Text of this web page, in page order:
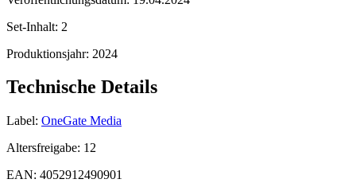
Set-Inhalt: 2
Produktionsjahr: 2024
Technische Details
Label: OneGate Media
Altersfreigabe: 12
EAN: 4052912490901